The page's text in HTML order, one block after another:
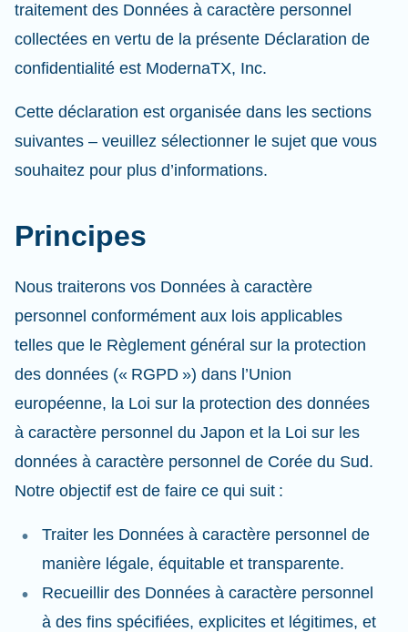
traitement des Données à caractère personnel
collectées en vertu de la présente Déclaration de
confidentialité est ModernaTX, Inc.
Cette déclaration est organisée dans les sections
suivantes – veuillez sélectionner le sujet que vous
souhaitez pour plus d’informations.
Principes
Nous traiterons vos Données à caractère
personnel conformément aux lois applicables
telles que le Règlement général sur la protection
des données (« RGPD ») dans l’Union
européenne, la Loi sur la protection des données
à caractère personnel du Japon et la Loi sur les
données à caractère personnel de Corée du Sud.
Notre objectif est de faire ce qui suit :
Traiter les Données à caractère personnel de
manière légale, équitable et transparente.
Recueillir des Données à caractère personnel
à des fins spécifiées, explicites et légitimes, et